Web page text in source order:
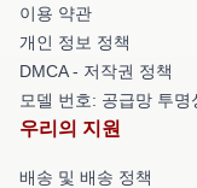
이용 약관
개인 정보 정책
DMCA - 저작권 정책
모델 번호: 공급망 투명
우리의 지원
배송 및 배송 정책